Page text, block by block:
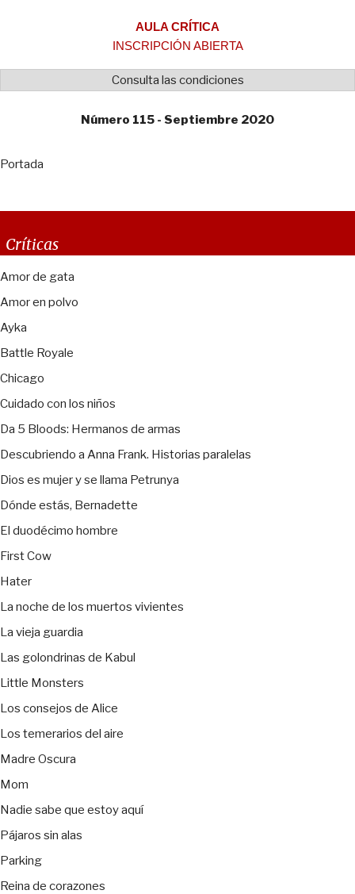
AULA CRÍTICA
INSCRIPCIÓN ABIERTA
Consulta las condiciones
Número 115 - Septiembre 2020
Portada
Críticas
Amor de gata
Amor en polvo
Ayka
Battle Royale
Chicago
Cuidado con los niños
Da 5 Bloods: Hermanos de armas
Descubriendo a Anna Frank. Historias paralelas
Dios es mujer y se llama Petrunya
Dónde estás, Bernadette
El duodécimo hombre
First Cow
Hater
La noche de los muertos vivientes
La vieja guardia
Las golondrinas de Kabul
Little Monsters
Los consejos de Alice
Los temerarios del aire
Madre Oscura
Mom
Nadie sabe que estoy aquí
Pájaros sin alas
Parking
Reina de corazones